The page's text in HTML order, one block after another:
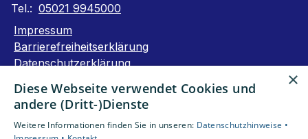
Tel.: 05021 9945000
Impressum
Barrierefreiheitserklärung
Datenschutzerklärung
Unsere Bereiche
Privatkunden
×
Diese Webseite verwendet Cookies und
andere (Dritt-)Dienste
Weitere Informationen finden Sie in unseren: Datenschutzhinweise •